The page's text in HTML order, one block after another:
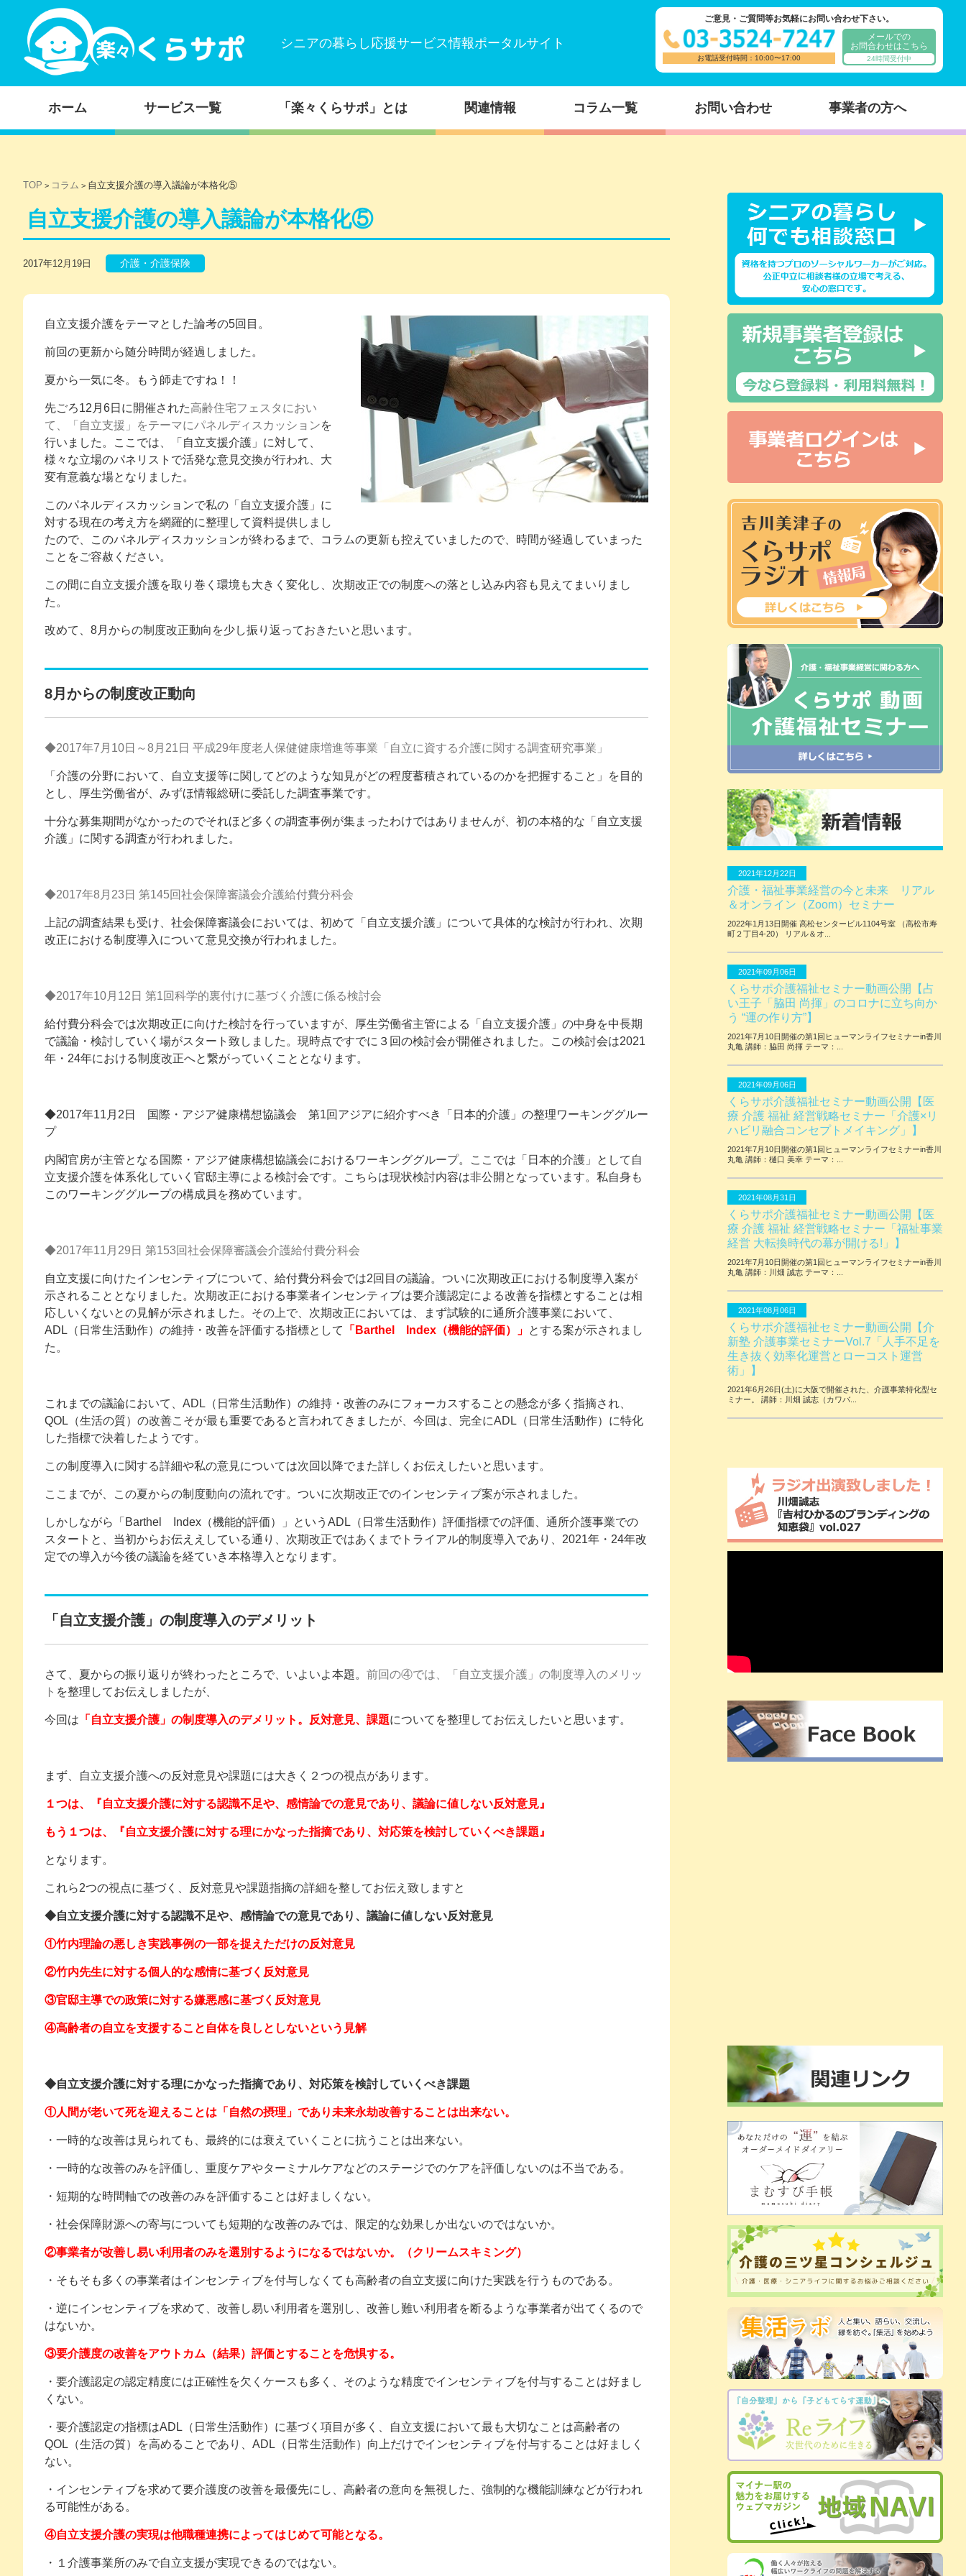
シニアの暮らし応援サービス情報ポータルサイト
ご意見・ご質問等お気軽にお問い合わせ下さい。
お電話受付時間：10:00〜17:00
メールでの
お問合わせはこちら
24時間受付中
コンテンツに移動
ホーム サービス一覧 「楽々くらサポ」とは 関連情報 コラム一覧 お問い合わせ 事業者の方へ
TOP > コラム > 自立支援介護の導入議論が本格化⑤
自立支援介護の導入議論が本格化⑤
2017年12月19日 介護・介護保険
自立支援介護をテーマとした論考の5回目。
前回の更新から随分時間が経過しました。
夏から一気に冬。もう師走ですね！！
先ごろ12月6日に開催された高齢住宅フェスタにおい
て、「自立支援」をテーマにパネルディスカッションを
行いました。ここでは、「自立支援介護」に対して、
様々な立場のパネリストで活発な意見交換が行われ、大
変有意義な場となりました。
このパネルディスカッションで私の「自立支援介護」に
対する現在の考え方を網羅的に整理して資料提供しまし
たので、このパネルディスカッションが終わるまで、コラムの更新も控えていましたので、時間が経過していまった
ことをご容赦ください。
この間に自立支援介護を取り巻く環境も大きく変化し、次期改正での制度への落とし込み内容も見えてまいりまし
た。
改めて、8月からの制度改正動向を少し振り返っておきたいと思います。
8月からの制度改正動向
◆2017年7月10日～8月21日 平成29年度老人保健健康増進等事業「自立に資する介護に関する調査研究事業」
「介護の分野において、自立支援等に関してどのような知見がどの程度蓄積されているのかを把握すること」を目的
とし、厚生労働省が、みずほ情報総研に委託した調査事業です。
十分な募集期間がなかったのでそれほど多くの調査事例が集まったわけではありませんが、初の本格的な「自立支援
介護」に関する調査が行われました。
◆2017年8月23日 第145回社会保障審議会介護給付費分科会
上記の調査結果も受け、社会保障審議会においては、初めて「自立支援介護」について具体的な検討が行われ、次期
改正における制度導入について意見交換が行われました。
◆2017年10月12日 第1回科学的裏付けに基づく介護に係る検討会
給付費分科会では次期改正に向けた検討を行っていますが、厚生労働省主管による「自立支援介護」の中身を中長期
で議論・検討していく場がスタート致しました。現時点ですでに３回の検討会が開催されました。この検討会は2021
年・24年における制度改正へと繋がっていくこととなります。
◆2017年11月2日 国際・アジア健康構想協議会 第1回アジアに紹介すべき「日本的介護」の整理ワーキンググルー
プ
内閣官房が主管となる国際・アジア健康構想協議会におけるワーキンググループ。ここでは「日本的介護」として自
立支援介護を体系化していく官邸主導による検討会です。こちらは現状検討内容は非公開となっています。私自身も
このワーキンググループの構成員を務めています。
◆2017年11月29日 第153回社会保障審議会介護給付費分科会
自立支援に向けたインセンティブについて、給付費分科会では2回目の議論。ついに次期改正における制度導入案が
示されることとなりました。次期改正における事業者インセンティブは要介護認定による改善を指標とすることは相
応しいくないとの見解が示されました。その上で、次期改正においては、まず試験的に通所介護事業において、
ADL（日常生活動作）の維持・改善を評価する指標として
「Barthel Index（機能的評価）」 とする案が示されまし
た。
これまでの議論において、ADL（日常生活動作）の維持・改善のみにフォーカスすることの懸念が多く指摘され、
QOL（生活の質）の改善こそが最も重要であると言われてきましたが、今回は、完全にADL（日常生活動作）に特化
した指標で決着したようです。
この制度導入に関する詳細や私の意見については次回以降でまた詳しくお伝えしたいと思います。
ここまでが、この夏からの制度動向の流れです。ついに次期改正でのインセンティブ案が示されました。
しかしながら「Barthel Index（機能的評価）」というADL（日常生活動作）評価指標での評価、通所介護事業での
スタートと、当初からお伝ええしている通り、次期改正ではあくまでトライアル的制度導入であり、2021年・24年改
定での導入が今後の議論を経ていき本格導入となります。
「自立支援介護」の制度導入のデメリット
さて、夏からの振り返りが終わったところで、いよいよ本題。 前回の④では、「自立支援介護」の制度導入のメリッ
ト を整理してお伝えしましたが、
今回は 「自立支援介護」の制度導入のデメリット。反対意見、課題についてを整理してお伝えしたいと思います。
まず、自立支援介護への反対意見や課題には大きく２つの視点があります。
１つは、『自立支援介護に対する認識不足や、感情論での意見であり、議論に値しない反対意見』
もう１つは、『自立支援介護に対する理にかなった指摘であり、対応策を検討していくべき課題』
となります。
これら2つの視点に基づく、反対意見や課題指摘の詳細を整してお伝え致しますと
◆自立支援介護に対する認識不足や、感情論での意見であり、議論に値しない反対意見
①竹内理論の悪しき実践事例の一部を捉えただけの反対意見
②竹内先生に対する個人的な感情に基づく反対意見
③官邸主導での政策に対する嫌悪感に基づく反対意見
④高齢者の自立を支援すること自体を良しとしないという見解
◆自立支援介護に対する理にかなった指摘であり、対応策を検討していくべき課題
①人間が老いて死を迎えることは「自然の摂理」であり未来永劫改善することは出来ない。
・一時的な改善は見られても、最終的には衰えていくことに抗うことは出来ない。
・一時的な改善のみを評価し、重度ケアやターミナルケアなどのステージでのケアを評価しないのは不当である。
・短期的な時間軸での改善のみを評価することは好ましくない。
・社会保障財源への寄与についても短期的な改善のみでは、限定的な効果しか出ないのではないか。
②事業者が改善し易い利用者のみを選別するようになるではないか。（クリームスキミング）
・そもそも多くの事業者はインセンティブを付与しなくても高齢者の自立支援に向けた実践を行うものである。
・逆にインセンティブを求めて、改善し易い利用者を選別し、改善し難い利用者を断るような事業者が出てくるので
はないか。
③要介護度の改善をアウトカム（結果）評価とすることを危惧する。
・要介護認定の認定精度には正確性を欠くケースも多く、そのような精度でインセンティブを付与することは好まし
くない。
・要介護認定の指標はADL（日常生活動作）に基づく項目が多く、自立支援において最も大切なことは高齢者の
QOL（生活の質）を高めることであり、ADL（日常生活動作）向上だけでインセンティブを付与することは好ましく
ない。
・インセンティブを求めて要介護度の改善を最優先にし、高齢者の意向を無視した、強制的な機能訓練などが行われ
る可能性がある。
④自立支援介護の実現は他職種連携によってはじめて可能となる。
・１介護事業所のみで自立支援が実現できるのではない。
2021年12月22日
介護・福祉事業経営の今と未来 リアル
＆オンライン（Zoom）セミナー
2022年1月13日開催 ⾼松センタービル1104号室 （⾼松市寿
町２丁⽬4-20） リアル＆オ...
2021年09月06日
くらサポ介護福祉セミナー動画公開【占
い王子「脇田 尚揮」のコロナに立ち向か
う “運の作り方”】
2021年7月10日開催の第1回ヒューマンライフセミナーin香川
丸亀 講師：脇田 尚揮 テーマ：...
2021年09月06日
くらサポ介護福祉セミナー動画公開【医
療 介護 福祉 経営戦略セミナー「介護×リ
ハビリ融合コンセプトメイキング」】
2021年7月10日開催の第1回ヒューマンライフセミナーin香川
丸亀 講師：樋口 美幸 テーマ：...
2021年08月31日
くらサポ介護福祉セミナー動画公開【医
療 介護 福祉 経営戦略セミナー「福祉事業
経営 大転換時代の幕が開ける!」】
2021年7月10日開催の第1回ヒューマンライフセミナーin香川
丸亀 講師：川畑 誠志 テーマ：...
2021年08月06日
くらサポ介護福祉セミナー動画公開【介
新塾 介護事業セミナーVol.7「人手不足を
生き抜く効率化運営とローコスト運営
術」】
2021年6月26日(土)に大阪で開催された、介護事業特化型セ
ミナー。 講師：川畑 誠志（カワバ...